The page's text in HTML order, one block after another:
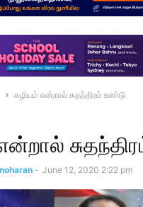
சுழியம் என்றால் சுதந்திரம் உண்டு
- June 12, 2020 2:22 pm